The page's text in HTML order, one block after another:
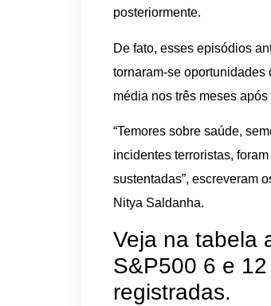
posteriormente.
De fato, esses episódios
tornaram-se oportunidades
média nos três meses
“Temores sobre saúde,
incidentes terroristas,
sustentadas”, escreveram
Nitya Saldanha.
Veja na tabela
S&P500 6 e
registradas.